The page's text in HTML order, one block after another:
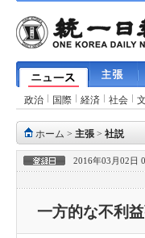
政治 国際 経済 社会
ホーム > 主張> 社説
2016年03月02日
一方的な不利